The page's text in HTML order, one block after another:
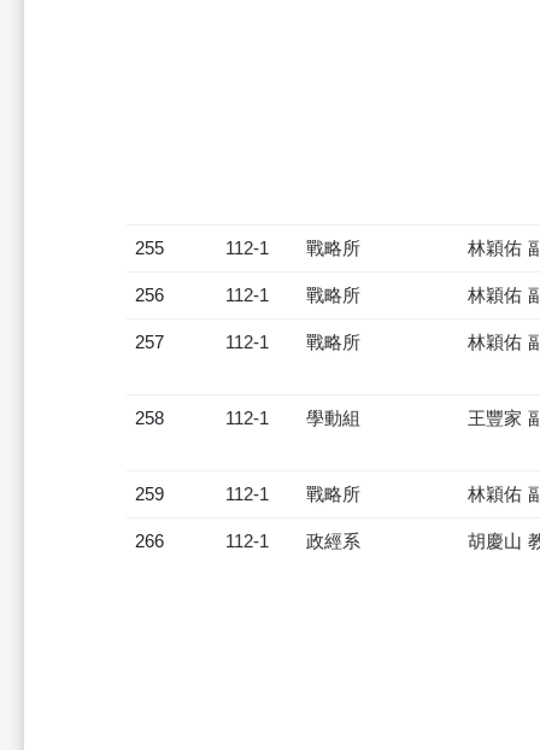
255 112-1 戰略所 林穎佑
256 112-1 戰略所 林穎佑
257 112-1 戰略所 林穎佑
258 112-1 學動組 王豐家
259 112-1 戰略所 林穎佑
266 112-1 政經系 胡慶山